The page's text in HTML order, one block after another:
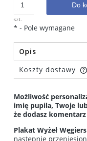
szt.
Do
* - Pole wymagane
Opis
Koszty dostawy
Cena nie zawiera
Możliwość
imię pupila, Twoje
że dodasz
Plakat Wyżeł
następnie